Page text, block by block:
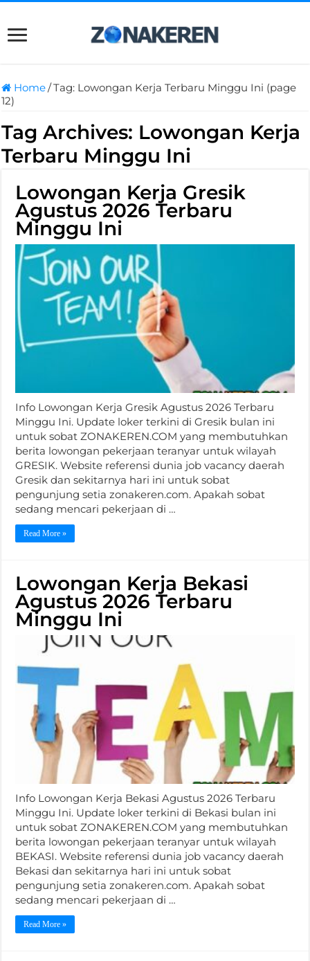
Home/Tag: Lowongan Kerja Terbaru Minggu Ini (page
12)
Tag Archives: Lowongan Kerja
Terbaru Minggu Ini
Lowongan Kerja Gresik
Agustus 2026 Terbaru
Minggu Ini
Info Lowongan Kerja Gresik Agustus 2026 Terbaru
Minggu Ini. Update loker terkini di Gresik bulan ini
untuk sobat ZONAKEREN.COM yang membutuhkan
berita lowongan pekerjaan teranyar untuk wilayah
GRESIK. Website referensi dunia job vacancy daerah
Gresik dan sekitarnya hari ini untuk sobat
pengunjung setia zonakeren.com. Apakah sobat
sedang mencari pekerjaan di …
Read More »
Lowongan Kerja Bekasi
Agustus 2026 Terbaru
Minggu Ini
Info Lowongan Kerja Bekasi Agustus 2026 Terbaru
Minggu Ini. Update loker terkini di Bekasi bulan ini
untuk sobat ZONAKEREN.COM yang membutuhkan
berita lowongan pekerjaan teranyar untuk wilayah
BEKASI. Website referensi dunia job vacancy daerah
Bekasi dan sekitarnya hari ini untuk sobat
pengunjung setia zonakeren.com. Apakah sobat
sedang mencari pekerjaan di …
Read More »